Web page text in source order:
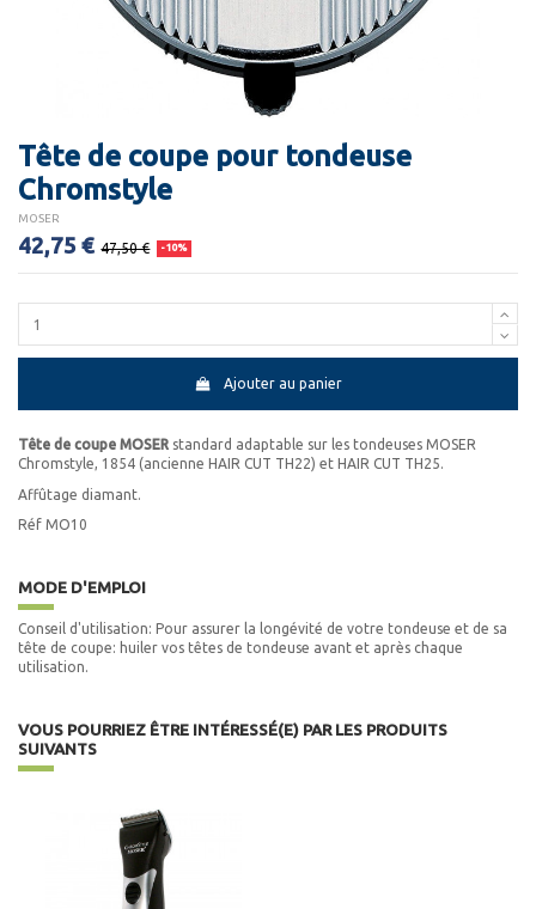
Tête de coupe pour tondeuse
Chromstyle
MOSER
42,75 € 47,50 € -10%
Ajouter au panier
Tête de coupe MOSER standard adaptable sur les tondeuses MOSER
Chromstyle, 1854 (ancienne HAIR CUT TH22) et HAIR CUT TH25.
Affûtage diamant.
Réf MO10
MODE D'EMPLOI
Conseil d'utilisation: Pour assurer la longévité de votre tondeuse et de sa
tête de coupe: huiler vos têtes de tondeuse avant et après chaque
utilisation.
VOUS POURRIEZ ÊTRE INTÉRESSÉ(E) PAR LES PRODUITS
SUIVANTS